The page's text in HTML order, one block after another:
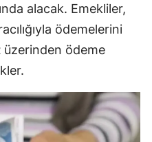
alacak. Emekliler,
ödemelerini
üzerinden ödeme